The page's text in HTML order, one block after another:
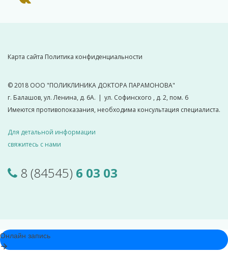
Карта сайта Политика конфиденциальности
© 2018 ООО "ПОЛИКЛИНИКА ДОКТОРА ПАРАМОНОВА"
г. Балашов, ул. Ленина, д. 6А. | ул. Софинского , д. 2, пом. 6
Имеются противопоказания, необходима консультация специалиста.
Для детальной информации
свяжитесь с нами
8 (84545) 6 03 03